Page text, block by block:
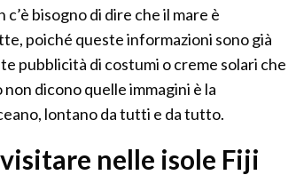
bisogno di dire che il mare è
poiché queste informazioni sono già
pubblicità di costumi o creme solari che
dicono quelle immagini è la
lontano da tutti e da tutto.
nelle isole Fiji